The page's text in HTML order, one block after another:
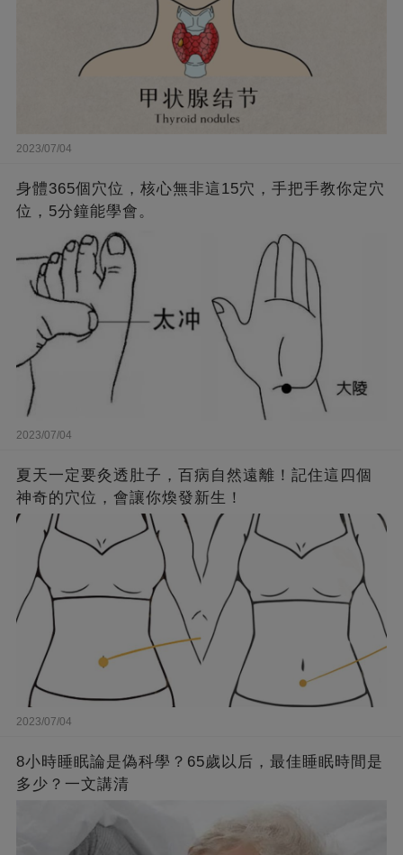
2023/07/04
身體365個穴位，核心無非這15穴，手把手教你定穴
位，5分鐘能學會。
2023/07/04
夏天一定要灸透肚子，百病自然遠離！記住這四個
神奇的穴位，會讓你煥發新生！
2023/07/04
8小時睡眠論是偽科學？65歲以后，最佳睡眠時間是
多少？一文講清